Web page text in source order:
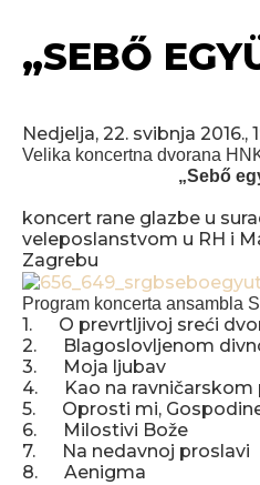
„SEBŐ
Nedjelja, 22. svibnja 2016.,
Velika koncertna dvorana
„Sebő
koncert rane glazbe u
veleposlanstvom u RH i
Zagrebu
Program koncerta ansambla
1. O prevrtljivoj sreći
2. Blagoslovljenom
3. Moja ljubav
4. Kao na ravničarskom
5. Oprosti mi,
6. Milostivi Bože
7. Na nedavnoj proslavi
8. Aenigma